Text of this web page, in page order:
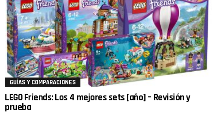
GUÍAS Y COMPARACIONES
LEGO Friends: Los 4 mejores sets [año] – Revisión y
prueba